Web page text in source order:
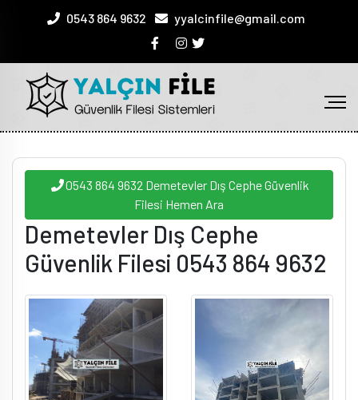
0543 864 9632 yyalcinfile@gmail.com
0543 864 9632 Demetevler Dış Cephe Güvenlik
Filesi Hemen Ara
Demetevler Dış Cephe
Güvenlik Filesi 0543 864 9632